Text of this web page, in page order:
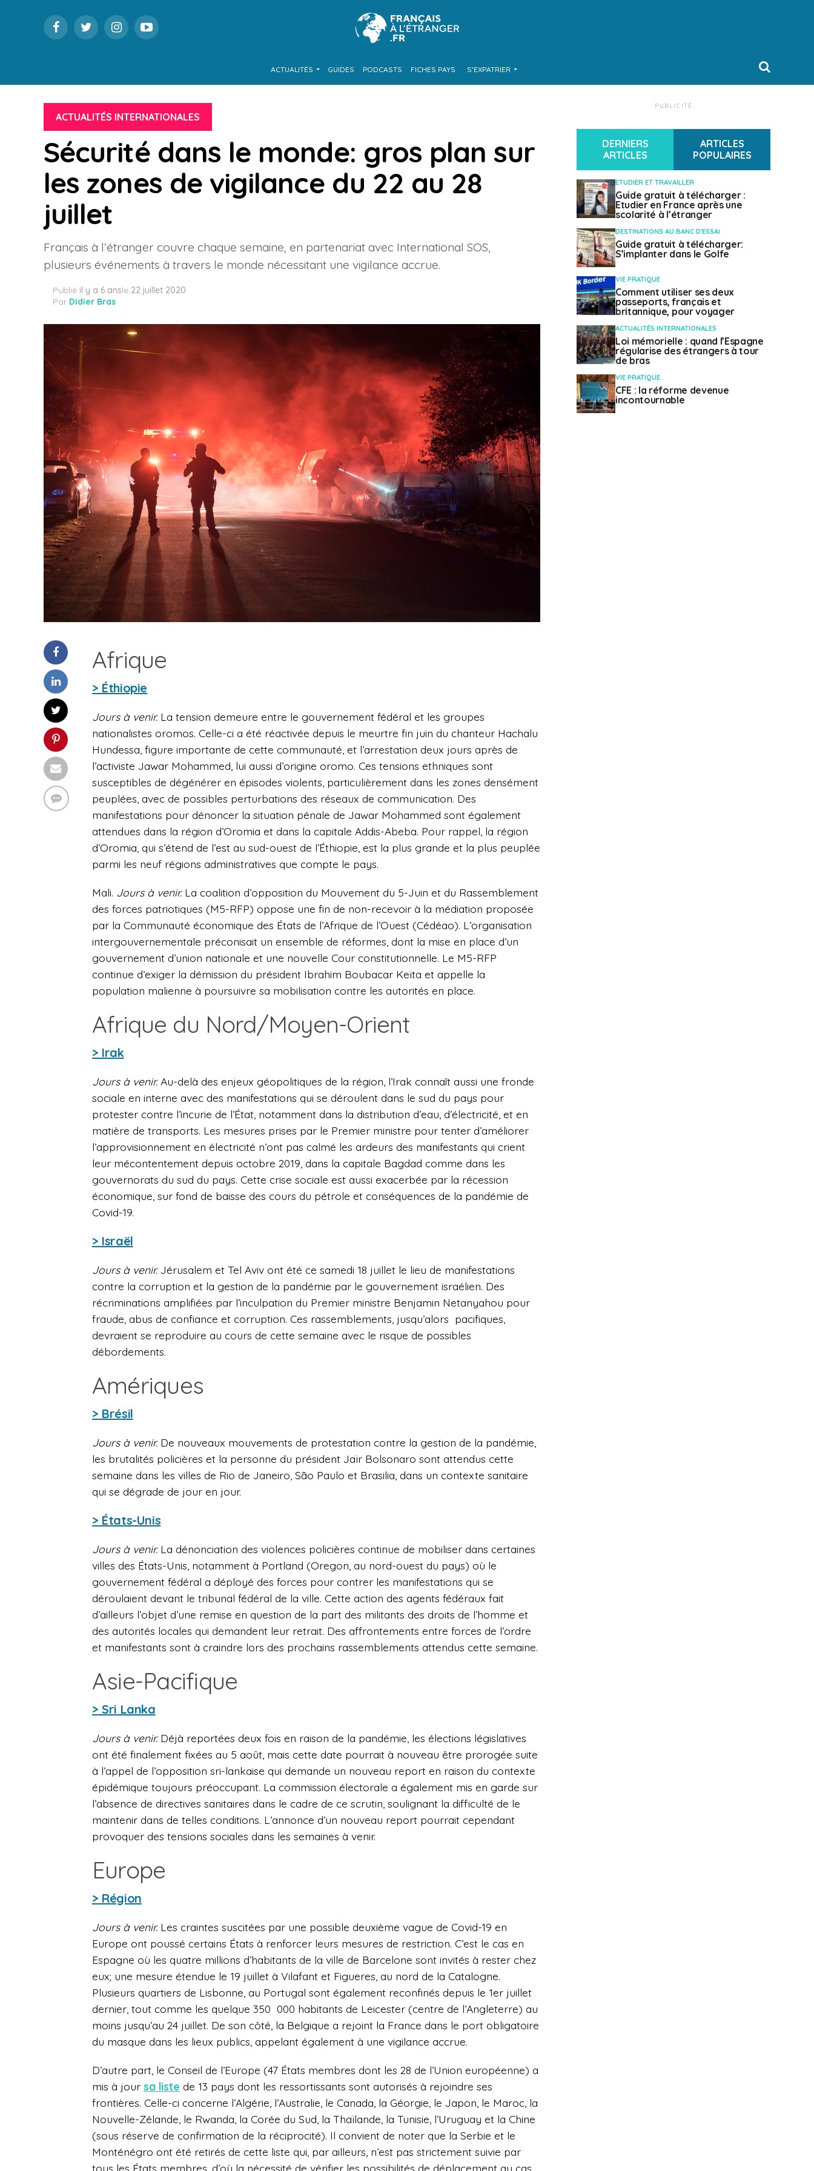
ACTUALITÉS GUIDES PODCASTS FICHES PAYS S’EXPATRIER
ACTUALITÉS INTERNATIONALES
Sécurité dans le monde: gros plan sur
les zones de vigilance du 22 au 28
juillet
Français à l’étranger couvre chaque semaine, en partenariat avec International SOS,
plusieurs événements à travers le monde nécessitant une vigilance accrue.
Publié il y a 6 ansle 22 juillet 2020
Par Didier Bras
Afrique
> Éthiopie
Jours à venir. La tension demeure entre le gouvernement fédéral et les groupes
nationalistes oromos. Celle-ci a été réactivée depuis le meurtre fin juin du chanteur Hachalu
Hundessa, figure importante de cette communauté, et l’arrestation deux jours après de
l’activiste Jawar Mohammed, lui aussi d’origine oromo. Ces tensions ethniques sont
susceptibles de dégénérer en épisodes violents, particulièrement dans les zones densément
peuplées, avec de possibles perturbations des réseaux de communication. Des
manifestations pour dénoncer la situation pénale de Jawar Mohammed sont également
attendues dans la région d’Oromia et dans la capitale Addis-Abeba. Pour rappel, la région
d’Oromia, qui s’étend de l’est au sud-ouest de l’Éthiopie, est la plus grande et la plus peuplée
parmi les neuf régions administratives que compte le pays.
Mali. Jours à venir. La coalition d’opposition du Mouvement du 5-Juin et du Rassemblement
des forces patriotiques (M5-RFP) oppose une fin de non-recevoir à la médiation proposée
par la Communauté économique des États de l’Afrique de l’Ouest (Cédéao). L’organisation
intergouvernementale préconisait un ensemble de réformes, dont la mise en place d’un
gouvernement d’union nationale et une nouvelle Cour constitutionnelle. Le M5-RFP
continue d’exiger la démission du président Ibrahim Boubacar Keïta et appelle la
population malienne à poursuivre sa mobilisation contre les autorités en place.
Afrique du Nord/Moyen-Orient
> Irak
Jours à venir.Au-delà des enjeux géopolitiques de la région, l’Irak connaît aussi une fronde
sociale en interne avec des manifestations qui se déroulent dans le sud du pays pour
protester contre l’incurie de l’État, notamment dans la distribution d’eau, d’électricité, et en
matière de transports. Les mesures prises par le Premier ministre pour tenter d’améliorer
l’approvisionnement en électricité n’ont pas calmé les ardeurs des manifestants qui crient
leur mécontentement depuis octobre 2019, dans la capitale Bagdad comme dans les
gouvernorats du sud du pays. Cette crise sociale est aussi exacerbée par la récession
économique, sur fond de baisse des cours du pétrole et conséquences de la pandémie de
Covid-19.
> Israël
Jours à venir.Jérusalem et Tel Aviv ont été ce samedi 18 juillet le lieu de manifestations
contre la corruption et la gestion de la pandémie par le gouvernement israélien. Des
récriminations amplifiées par l’inculpation du Premier ministre Benjamin Netanyahou pour
fraude, abus de confiance et corruption. Ces rassemblements, jusqu’alors pacifiques,
devraient se reproduire au cours de cette semaine avec le risque de possibles
débordements.
Amériques
> Brésil
Jours à venir. De nouveaux mouvements de protestation contre la gestion de la pandémie,
les brutalités policières et la personne du président Jaïr Bolsonaro sont attendus cette
semaine dans les villes de Rio de Janeiro, São Paulo et Brasilia, dans un contexte sanitaire
qui se dégrade de jour en jour.
> États-Unis
Jours à venir.La dénonciation des violences policières continue de mobiliser dans certaines
villes des États-Unis, notamment à Portland (Oregon, au nord-ouest du pays) où le
gouvernement fédéral a déployé des forces pour contrer les manifestations qui se
déroulaient devant le tribunal fédéral de la ville. Cette action des agents fédéraux fait
d’ailleurs l’objet d’une remise en question de la part des militants des droits de l’homme et
des autorités locales qui demandent leur retrait. Des affrontements entre forces de l’ordre
et manifestants sont à craindre lors des prochains rassemblements attendus cette semaine.
Asie-Pacifique
> Sri Lanka
Jours à venir.Déjà reportées deux fois en raison de la pandémie, les élections législatives
ont été finalement fixées au 5 août, mais cette date pourrait à nouveau être prorogée suite
à l’appel de l’opposition sri-lankaise qui demande un nouveau report en raison du contexte
épidémique toujours préoccupant. La commission électorale a également mis en garde sur
l’absence de directives sanitaires dans le cadre de ce scrutin, soulignant la difficulté de le
maintenir dans de telles conditions. L’annonce d’un nouveau report pourrait cependant
provoquer des tensions sociales dans les semaines à venir.
Europe
> Région
Jours à venir. Les craintes suscitées par une possible deuxième vague de Covid-19 en
Europe ont poussé certains États à renforcer leurs mesures de restriction. C’est le cas en
Espagne où les quatre millions d’habitants de la ville de Barcelone sont invités à rester chez
eux; une mesure étendue le 19 juillet à Vilafant et Figueres, au nord de la Catalogne.
Plusieurs quartiers de Lisbonne, au Portugal sont également reconfinés depuis le 1er juillet
dernier, tout comme les quelque 350 000 habitants de Leicester (centre de l’Angleterre) au
moins jusqu’au 24 juillet. De son côté, la Belgique a rejoint la France dans le port obligatoire
du masque dans les lieux publics, appelant également à une vigilance accrue.
D’autre part, le Conseil de l’Europe (47 États membres dont les 28 de l’Union européenne) a
mis à jour sa liste de 13 pays dont les ressortissants sont autorisés à rejoindre ses
frontières. Celle-ci concerne l’Algérie, l’Australie, le Canada, la Géorgie, le Japon, le Maroc, la
Nouvelle-Zélande, le Rwanda, la Corée du Sud, la Thaïlande, la Tunisie, l’Uruguay et la Chine
(sous réserve de confirmation de la réciprocité). Il convient de noter que la Serbie et le
Monténégro ont été retirés de cette liste qui, par ailleurs, n’est pas strictement suivie par
tous les États membres, d’où la nécessité de vérifier les possibilités de déplacement au cas
PUBLICITÉ
DERNIERS
ARTICLES
ARTICLES
POPULAIRES
ETUDIER ET TRAVAILLER
Guide gratuit à télécharger :
Etudier en France après une
scolarité à l’étranger
DESTINATIONS AU BANC D'ESSAI
Guide gratuit à télécharger:
S’implanter dans le Golfe
VIE PRATIQUE
Comment utiliser ses deux
passeports, français et
britannique, pour voyager
ACTUALITÉS INTERNATIONALES
Loi mémorielle : quand l’Espagne
régularise des étrangers à tour
de bras
VIE PRATIQUE
CFE : la réforme devenue
incontournable